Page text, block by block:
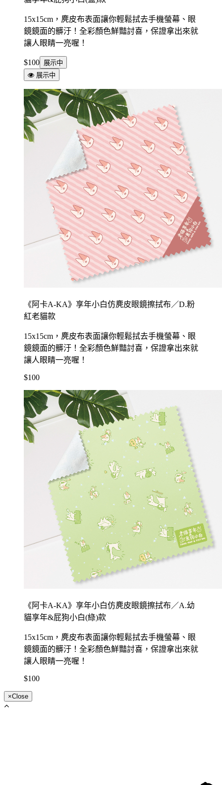
15x15cm，麂皮布表面讓你輕鬆拭去手機螢幕、眼
鏡鏡面的髒汙！全彩顏色鮮豔討喜，保證拿出來就
讓人眼睛一亮喔！
$100 展示中
展示中
《阿卡A-KA》享年小白仿麂皮眼鏡擦拭布／D.粉
紅老貓款
15x15cm，麂皮布表面讓你輕鬆拭去手機螢幕、眼
鏡鏡面的髒汙！全彩顏色鮮豔討喜，保證拿出來就
讓人眼睛一亮喔！
$100
《阿卡A-KA》享年小白仿麂皮眼鏡擦拭布／A.幼
貓享年&屁狗小白(綠)款
15x15cm，麂皮布表面讓你輕鬆拭去手機螢幕、眼
鏡鏡面的髒汙！全彩顏色鮮豔討喜，保證拿出來就
讓人眼睛一亮喔！
$100
×Close